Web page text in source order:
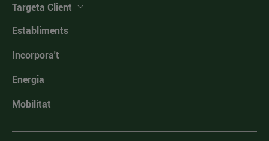
Targeta Client
Establiments
Incorpora't
Energia
Mobilitat